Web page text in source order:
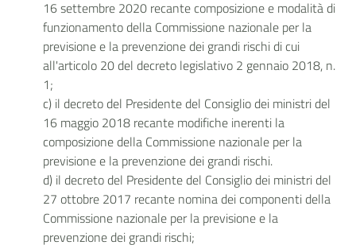
16 settembre 2020 recante composizione e modalità di
funzionamento della Commissione nazionale per la
previsione e la prevenzione dei grandi rischi di cui
all'articolo 20 del decreto legislativo 2 gennaio 2018, n.
1;
c) il decreto del Presidente del Consiglio dei ministri del
16 maggio 2018 recante modifiche inerenti la
composizione della Commissione nazionale per la
previsione e la prevenzione dei grandi rischi.
d) il decreto del Presidente del Consiglio dei ministri del
27 ottobre 2017 recante nomina dei componenti della
Commissione nazionale per la previsione e la
prevenzione dei grandi rischi;